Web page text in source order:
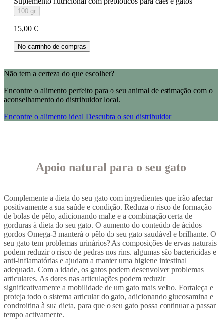
100 gr
15,00 €
No carrinho de compras
Não tem a certeza do que escolher?
Encontre o alimento perfeito para o seu animal de estimação com o
aconselhamento do distribuidor local.
Encontre o alimento ideal Descubra o seu distribuidor
Apoio natural para o seu gato
Complemente a dieta do seu gato com ingredientes que irão afectar
positivamente a sua saúde e condição. Reduza o risco de formação
de bolas de pêlo, adicionando malte e a combinação certa de
gorduras à dieta do seu gato. O aumento do conteúdo de ácidos
gordos Omega-3 manterá o pêlo do seu gato saudável e brilhante. O
seu gato tem problemas urinários? As composições de ervas naturais
podem reduzir o risco de pedras nos rins, algumas são bactericidas e
anti-inflamatórias e ajudam a manter uma higiene intestinal
adequada. Com a idade, os gatos podem desenvolver problemas
articulares. As dores nas articulações podem reduzir
significativamente a mobilidade de um gato mais velho. Fortaleça e
proteja todo o sistema articular do gato, adicionando glucosamina e
condroitina à sua dieta, para que o seu gato possa continuar a passar
tempo activamente.